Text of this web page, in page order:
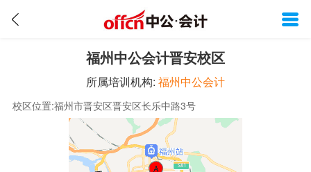
福州中公会计晋安校区
所属培训机构: 福州中公会计
校区位置:福州市晋安区晋安区长乐中路3号